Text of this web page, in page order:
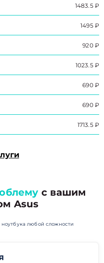
1483.5 ₽
1495 ₽
920 ₽
1023.5 ₽
690 ₽
690 ₽
1713.5 ₽
с вашим
Asus
любой сложности